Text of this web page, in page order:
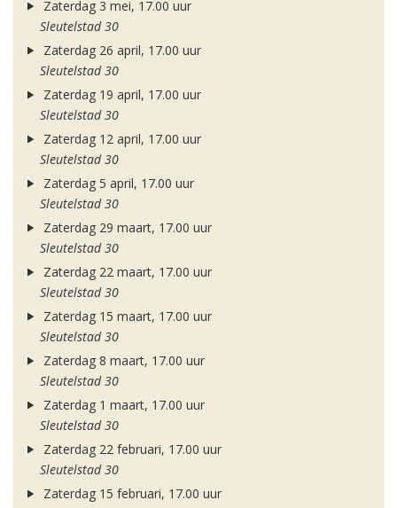
Zaterdag 3 mei, 17.00 uur
Sleutelstad 30
Zaterdag 26 april, 17.00 uur
Sleutelstad 30
Zaterdag 19 april, 17.00 uur
Sleutelstad 30
Zaterdag 12 april, 17.00 uur
Sleutelstad 30
Zaterdag 5 april, 17.00 uur
Sleutelstad 30
Zaterdag 29 maart, 17.00 uur
Sleutelstad 30
Zaterdag 22 maart, 17.00 uur
Sleutelstad 30
Zaterdag 15 maart, 17.00 uur
Sleutelstad 30
Zaterdag 8 maart, 17.00 uur
Sleutelstad 30
Zaterdag 1 maart, 17.00 uur
Sleutelstad 30
Zaterdag 22 februari, 17.00 uur
Sleutelstad 30
Zaterdag 15 februari, 17.00 uur